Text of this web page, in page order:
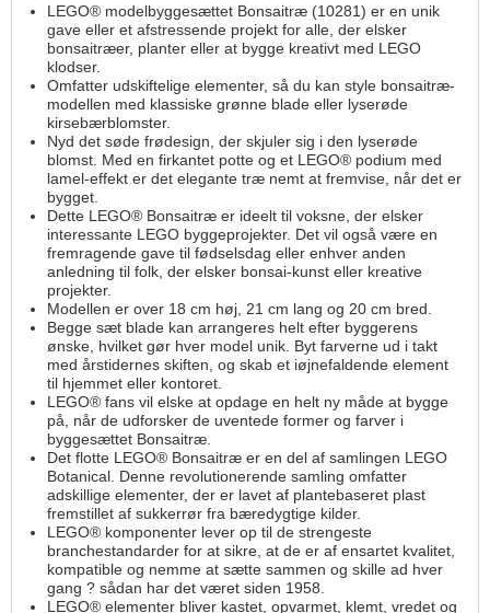
LEGO® modelbyggesættet Bonsaitræ (10281) er en unik
gave eller et afstressende projekt for alle, der elsker
bonsaitræer, planter eller at bygge kreativt med LEGO
klodser.
Omfatter udskiftelige elementer, så du kan style bonsaitræ-
modellen med klassiske grønne blade eller lyserøde
kirsebærblomster.
Nyd det søde frødesign, der skjuler sig i den lyserøde
blomst. Med en firkantet potte og et LEGO® podium med
lamel-effekt er det elegante træ nemt at fremvise, når det er
bygget.
Dette LEGO® Bonsaitræ er ideelt til voksne, der elsker
interessante LEGO byggeprojekter. Det vil også være en
fremragende gave til fødselsdag eller enhver anden
anledning til folk, der elsker bonsai-kunst eller kreative
projekter.
Modellen er over 18 cm høj, 21 cm lang og 20 cm bred.
Begge sæt blade kan arrangeres helt efter byggerens
ønske, hvilket gør hver model unik. Byt farverne ud i takt
med årstidernes skiften, og skab et iøjnefaldende element
til hjemmet eller kontoret.
LEGO® fans vil elske at opdage en helt ny måde at bygge
på, når de udforsker de uventede former og farver i
byggesættet Bonsaitræ.
Det flotte LEGO® Bonsaitræ er en del af samlingen LEGO
Botanical. Denne revolutionerende samling omfatter
adskillige elementer, der er lavet af plantebaseret plast
fremstillet af sukkerrør fra bæredygtige kilder.
LEGO® komponenter lever op til de strengeste
branchestandarder for at sikre, at de er af ensartet kvalitet,
kompatible og nemme at sætte sammen og skille ad hver
gang ? sådan har det været siden 1958.
LEGO® elementer bliver kastet, opvarmet, klemt, vredet og